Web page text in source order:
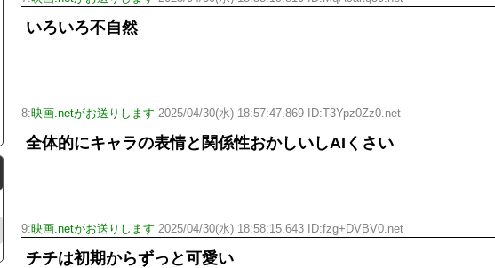
いろいろ不自然
8:映画.netがお送りします 2025/04/30(水) 18:57:47.869 ID:T3Ypz0Zz0.net
全体的にキャラの表情と関係性おかしいしAIくさい
9:映画.netがお送りします 2025/04/30(水) 18:58:15.643 ID:fzg+DVBV0.net
チチは初期からずっと可愛い